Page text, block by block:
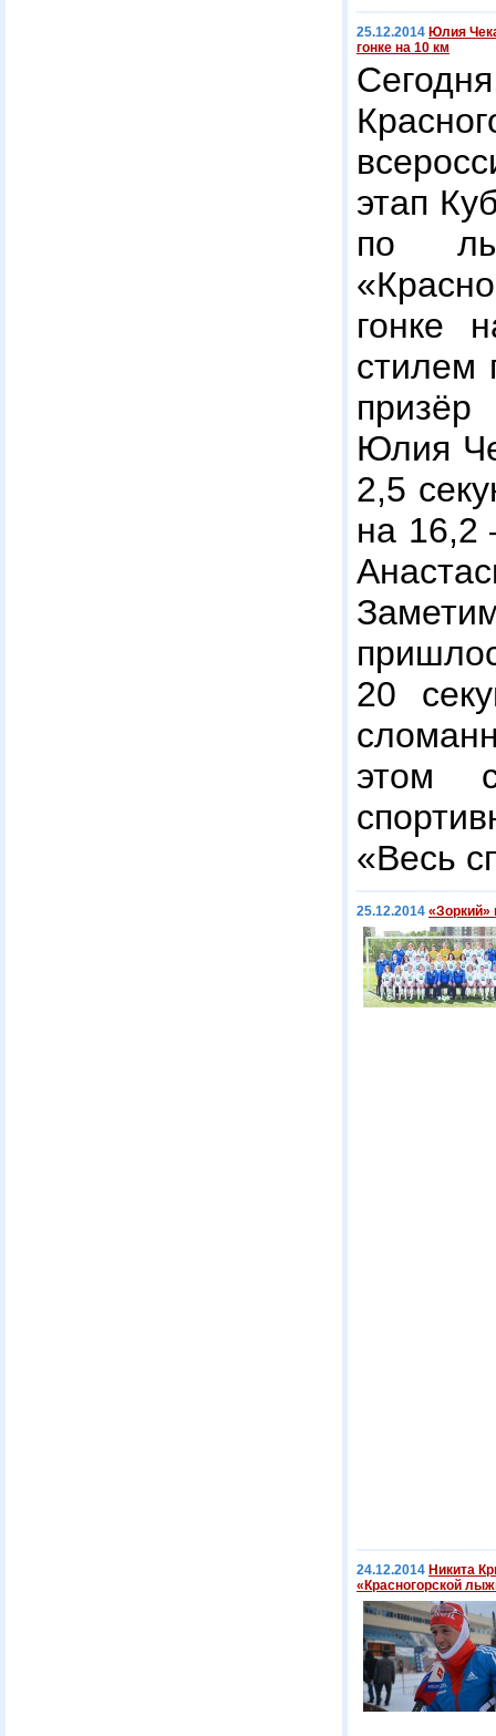
25.12.2014 Юлия
гонке на 10 км
этап
по
гонке
стилем
Юлия
2,5
на 16,2
20
этом
«Весь
25.12.2014 «Зоркий»
24.12.2014 Никита
«Красногорской